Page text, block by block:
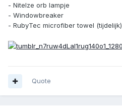
- NiteIze orb lampje
- Windowbreaker
- RubyTec microfiber towel (tijdelijk)
Quote